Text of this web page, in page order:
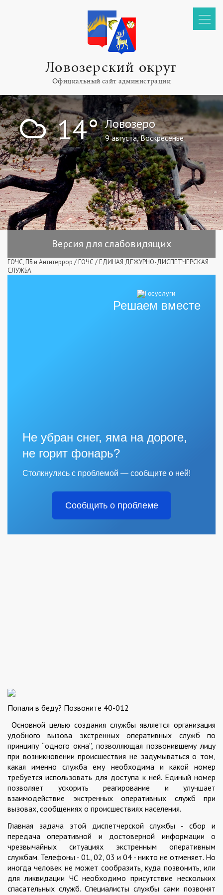
Ловозерский округ
Официальный сайт администрации
! 14° Ловозеро
9 августа, Воскресенье
Версия для слабовидящих
ГОЧС, ПБ и Антитеррор / ГОЧС / ЕДИНАЯ ДЕЖУРНО-ДИСПЕТЧЕРСКАЯ
СЛУЖБА
Решаем вместе
Не убран снег, яма на дороге,
не горит фонарь?
Столкнулись с проблемой — сообщите о ней!
Сообщить о проблеме
Попали в беду? Позвоните 40-012
Основной целью создания службы является организация
удобного вызова экстренных оперативных служб по
принципу “одного окна”, позволяющая позвонившему лицу
при возникновении происшествия не задумываться о том,
какая именно служба ему необходима и какой номер
требуется использовать для доступа к ней. Единый номер
позволяет ускорить реагирование и улучшает
взаимодействие экстренных оперативных служб при
вызовах, сообщениях о происшествиях населения.
Главная задача этой диспетчерской службы - сбор и
передача оперативной и достоверной информации о
чрезвычайных ситуациях экстренным оперативным
службам. Телефоны - 01, 02, 03 и 04 - никто не отменяет. Но
иногда человек не может сообразить, куда позвонить, или
для ликвидации ЧС необходимо присутствие нескольких
спасательных служб. Специалисты службы сами позвонят